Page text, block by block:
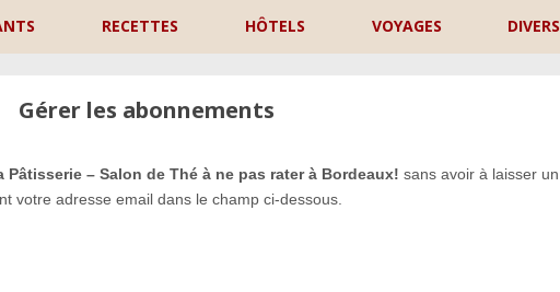
RECETTES HÔTELS VOYAGES DIVERS
Gérer les abonnements
Pâtisserie – Salon de Thé à ne pas rater à Bordeaux! sans avoir à laisser un
votre adresse email dans le champ ci-dessous.